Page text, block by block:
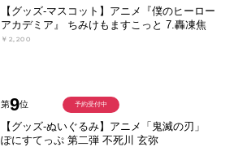
【グッズ-マスコット】アニメ『僕のヒーロー
アカデミア』 ちみけもますこっと 7.轟凍焦
￥2,200
第9位
【グッズ-ぬいぐるみ】アニメ「鬼滅の刃」
ぽにすてっぷ 第二弾 不死川 玄弥
予約受付中